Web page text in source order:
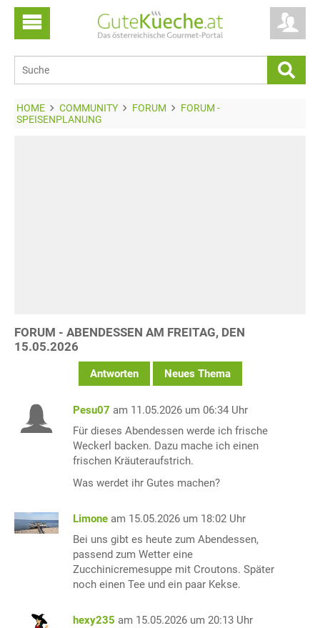
HOME COMMUNITY FORUM
FORUM -
SPEISENPLANUNG
FORUM - ABENDESSEN AM FREITAG, DEN
15.05.2026
Antworten Neues Thema
Pesu07 am 11.05.2026 um 06:34 Uhr
Für dieses Abendessen werde ich frische
Weckerl backen. Dazu mache ich einen
frischen Kräuteraufstrich.
Was werdet ihr Gutes machen?
Limone am 15.05.2026 um 18:02 Uhr
Bei uns gibt es heute zum Abendessen,
passend zum Wetter eine
Zucchinicremesuppe mit Croutons. Später
noch einen Tee und ein paar Kekse.
hexy235 am 15.05.2026 um 20:13 Uhr